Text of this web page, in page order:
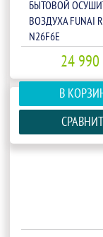
БЫТОВОЙ
ВОЗДУХА FUNAI
N26F6E
24 990
В